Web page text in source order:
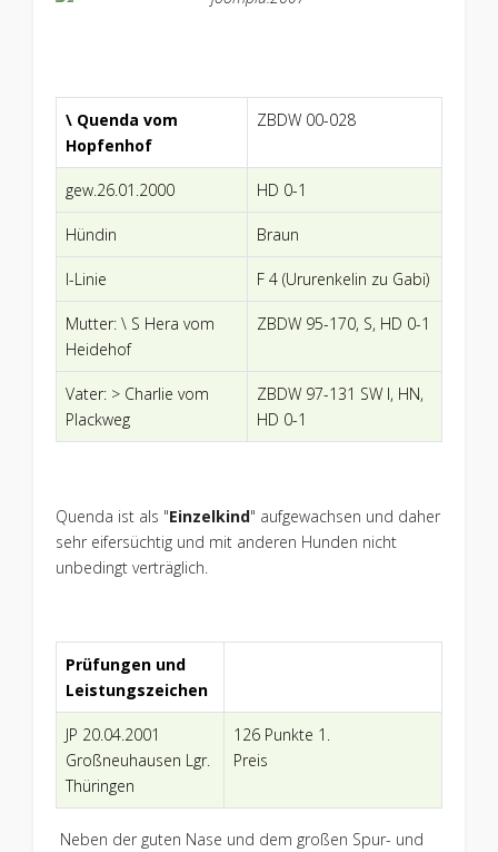
\ Quenda vom
Hopfenhof
ZBDW 00-028
gew.26.01.2000 HD 0-1
Hündin Braun
I-Linie F 4 (Ururenkelin zu Gabi)
Mutter: \ S Hera vom
Heidehof
ZBDW 95-170, S, HD 0-1
Vater: > Charlie vom
Plackweg
ZBDW 97-131 SW I, HN,
HD 0-1
Quenda ist als "Einzelkind" aufgewachsen und daher
sehr eifersüchtig und mit anderen Hunden nicht
unbedingt verträglich.
Prüfungen und
Leistungszeichen
JP 20.04.2001
Großneuhausen Lgr.
Thüringen
126 Punkte 1.
Preis
Neben der guten Nase und dem großen Spur- und